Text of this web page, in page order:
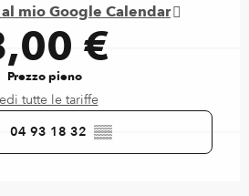
mio Google Calendar
€
Prezzo pieno
tutte le tariffe
04 93 18 32 ▒▒